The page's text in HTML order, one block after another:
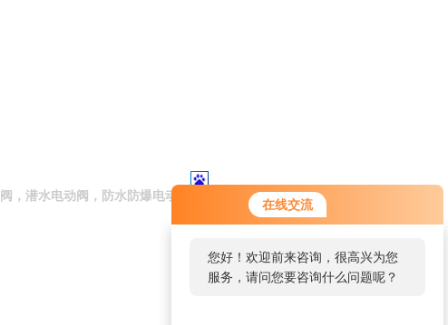
在线交流
您好！欢迎前来咨询，很高兴为您
服务，请问您要咨询什么问题呢？
，潜水电动阀，防水防爆电动阀